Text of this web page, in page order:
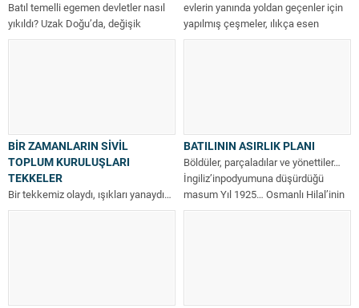
Batıl temelli egemen devletler nasıl
yıkıldı? Uzak Doğu’da, değişik
hanedanlarla insanları ezmekte olan
evlerin yanında yoldan geçenler için
yapılmış çeşmeler, ılıkça esen
rüzgâr...
BİR ZAMANLARIN SİVİL
TOPLUM KURULUŞLARI
TEKKELER
Bir tekkemiz olaydı, ışıkları yanaydı…
Tarihimizle ilgili birçok konuda
BATILININ ASIRLIK PLANI
Böldüler, parçaladılar ve yönettiler…
İngiliz’inpodyumuna düşürdüğü
masum Yıl 1925… Osmanlı Hilal’inin
batışının ardından henüz iki...